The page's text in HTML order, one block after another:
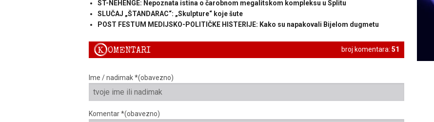
ST-NEHENGE: Nepoznata istina o čarobnom megalitskom kompleksu u Splitu
SLUČAJ „ŠTANDARAC“: „Skulpture“ koje šute
POST FESTUM MEDIJSKO-POLITIČKE HISTERIJE: Kako su napakovali Bijelom dugmetu
broj komentara: 51
KOMENTARI
Ime / nadimak *(obavezno)
Komentar *(obavezno)